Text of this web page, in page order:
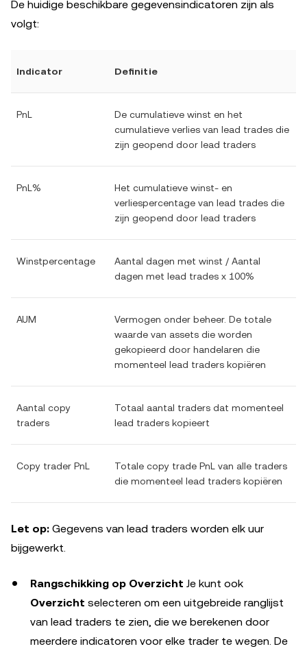
De huidige beschikbare gegevensindicatoren zijn als
volgt:
Indicator Definitie
PnL
De cumulatieve winst en het
cumulatieve verlies van lead trades die
zijn geopend door lead traders
PnL%
Het cumulatieve winst- en
verliespercentage van lead trades die
zijn geopend door lead traders
Winstpercentage
Aantal dagen met winst / Aantal
dagen met lead trades x 100%
AUM
Vermogen onder beheer. De totale
waarde van assets die worden
gekopieerd door handelaren die
momenteel lead traders kopiëren
Aantal copy
traders
Totaal aantal traders dat momenteel
lead traders kopieert
Copy trader PnL
Totale copy trade PnL van alle traders
die momenteel lead traders kopiëren
Let op: Gegevens van lead traders worden elk uur
bijgewerkt.
Rangschikking op Overzicht Je kunt ook
Overzicht selecteren om een uitgebreide ranglijst
van lead traders te zien, die we berekenen door
meerdere indicatoren voor elke trader te wegen. De